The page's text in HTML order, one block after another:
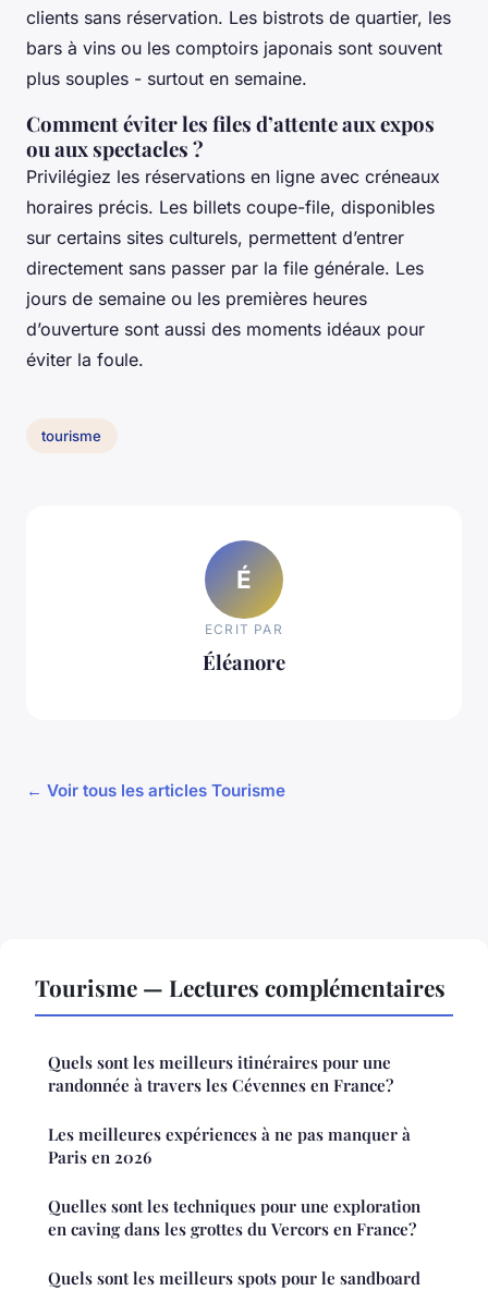
clients sans réservation. Les bistrots de quartier, les
bars à vins ou les comptoirs japonais sont souvent
plus souples - surtout en semaine.
Comment éviter les files d’attente aux expos
ou aux spectacles ?
Privilégiez les réservations en ligne avec créneaux
horaires précis. Les billets coupe-file, disponibles
sur certains sites culturels, permettent d’entrer
directement sans passer par la file générale. Les
jours de semaine ou les premières heures
d’ouverture sont aussi des moments idéaux pour
éviter la foule.
tourisme
É
ECRIT PAR
Éléanore
← Voir tous les articles Tourisme
Tourisme — Lectures complémentaires
Quels sont les meilleurs itinéraires pour une
randonnée à travers les Cévennes en France?
Les meilleures expériences à ne pas manquer à
Paris en 2026
Quelles sont les techniques pour une exploration
en caving dans les grottes du Vercors en France?
Quels sont les meilleurs spots pour le sandboard